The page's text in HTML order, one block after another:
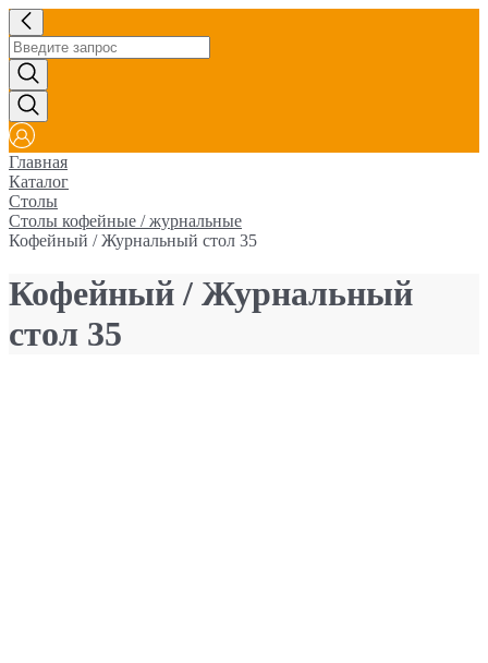
Главная
Каталог
Столы
Столы кофейные / журнальные
Кофейный / Журнальный стол 35
Кофейный / Журнальный
стол 35